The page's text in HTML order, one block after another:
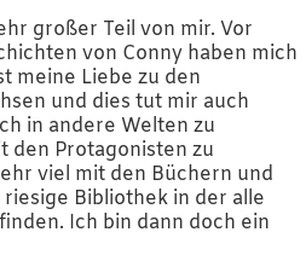
großer Teil von mir. Vor
von Conny haben mich
meine Liebe zu den
und dies tut mir auch
in andere Welten zu
den Protagonisten zu
viel mit den Büchern und
Bibliothek in der alle
Ich bin dann doch ein